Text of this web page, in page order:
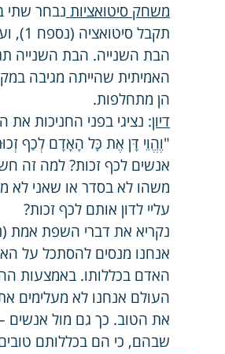
משחק סיטואציות נבחר שתי
תקבל
הבת השנייה. הבת השנייה
האמיתית שהייתה מגיבה
הן מתחלפות.
דיון: נציגי בפני החניכות
"וֶהֱוֵי דָּן אֶת כָּל הָאָדָם לְכַף
אנשים לכף זכות? למה זה
משהו לא בסדר או שאני לא
עליי לדון אותם לכף זכות?
אנחנו מנסים להסתכל על
האדם בכללותו. באמצעות
העולם אנחנו לא מעלימים
את הטוב. כך גם מול אנשים
שבהם, כי הם בכללותם